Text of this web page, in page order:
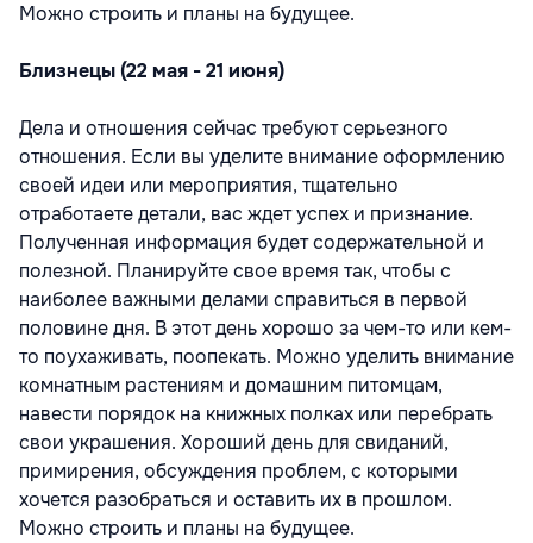
Можно строить и планы на будущее.
Близнецы (22 мая - 21 июня)
Дела и отношения сейчас требуют серьезного
отношения. Если вы уделите внимание оформлению
своей идеи или мероприятия, тщательно
отработаете детали, вас ждет успех и признание.
Полученная информация будет содержательной и
полезной. Планируйте свое время так, чтобы с
наиболее важными делами справиться в первой
половине дня. В этот день хорошо за чем-то или кем-
то поухаживать, поопекать. Можно уделить внимание
комнатным растениям и домашним питомцам,
навести порядок на книжных полках или перебрать
свои украшения. Хороший день для свиданий,
примирения, обсуждения проблем, с которыми
хочется разобраться и оставить их в прошлом.
Можно строить и планы на будущее.